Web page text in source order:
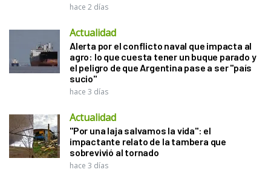
hace 2 días
Actualidad
Alerta por el conflicto naval que impacta al
agro: lo que cuesta tener un buque parado y
el peligro de que Argentina pase a ser "país
sucio"
hace 3 días
Actualidad
"Por una laja salvamos la vida": el
impactante relato de la tambera que
sobrevivió al tornado
hace 3 días